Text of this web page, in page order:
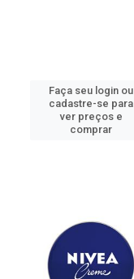
Faça seu login ou
cadastre-se para
ver preços e
comprar